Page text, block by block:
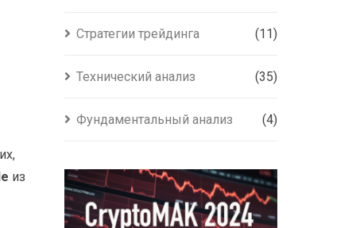
из
Стратегии трейдинга (11)
Технический анализ (35)
Фундаментальный анализ (4)